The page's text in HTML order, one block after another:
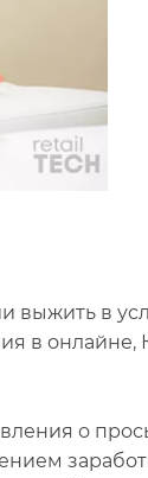
выжить в
в онлайне,
о